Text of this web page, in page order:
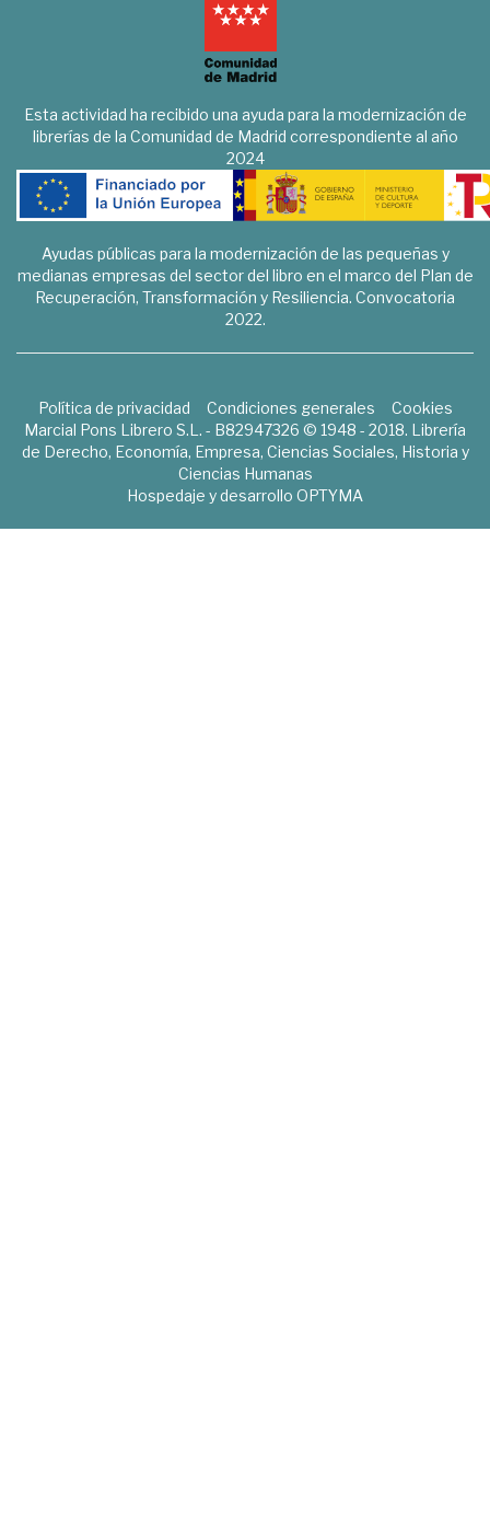
Esta actividad ha recibido una ayuda para la modernización de
librerías de la Comunidad de Madrid correspondiente al año
2024
Ayudas públicas para la modernización de las pequeñas y
medianas empresas del sector del libro en el marco del Plan de
Recuperación, Transformación y Resiliencia. Convocatoria
2022.
Política de privacidad Condiciones generales
Cookies
Marcial Pons Librero S.L. - B82947326 © 1948 - 2018. Librería
de Derecho, Economía, Empresa, Ciencias Sociales, Historia y
Ciencias Humanas
Hospedaje y desarrollo OPTYMA